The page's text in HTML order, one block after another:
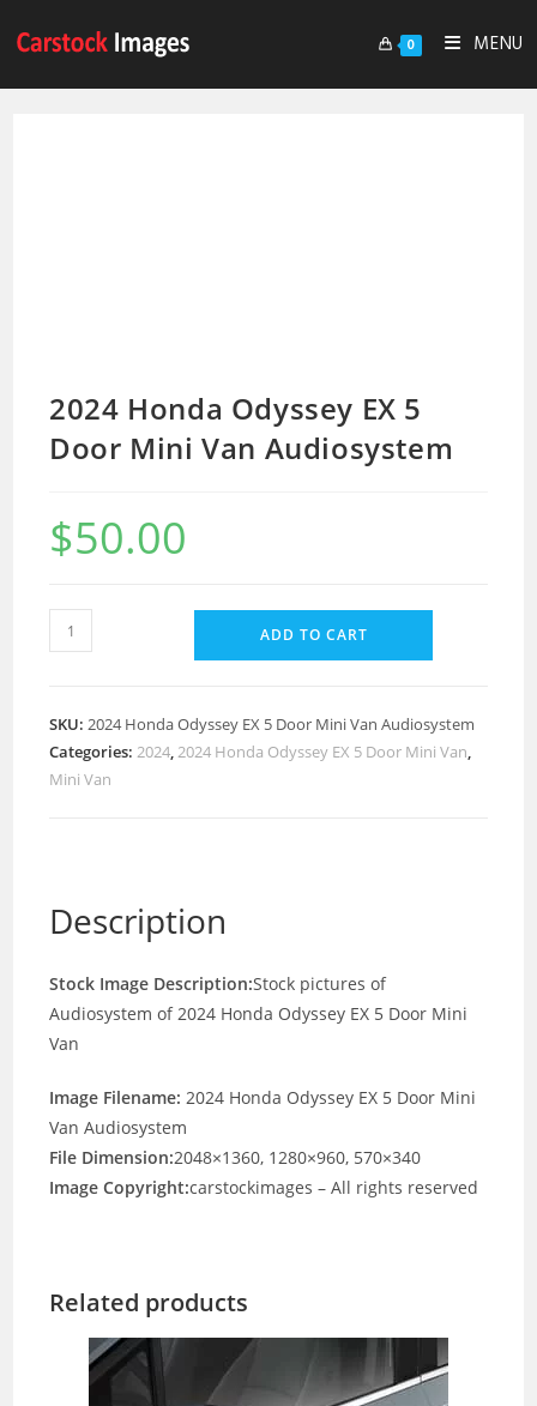
0 MENU
2024 Honda Odyssey EX 5
Door Mini Van Audiosystem
$50.00
ADD TO CART
SKU:2024 Honda Odyssey EX 5 Door Mini Van Audiosystem
Categories:2024,2024 Honda Odyssey EX 5 Door Mini Van,
Mini Van
Description
Stock Image Description:Stock pictures of
Audiosystem of 2024 Honda Odyssey EX 5 Door Mini
Van
Image Filename: 2024 Honda Odyssey EX 5 Door Mini
Van Audiosystem
File Dimension:2048×1360, 1280×960, 570×340
Image Copyright:carstockimages – All rights reserved
Related products